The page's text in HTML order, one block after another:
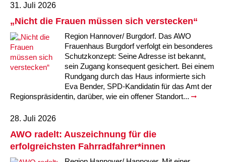
31. Juli 2026
„Nicht die Frauen müssen sich verstecken“
Region Hannover/ Burgdorf. Das AWO
Frauenhaus Burgdorf verfolgt ein besonderes
Schutzkonzept: Seine Adresse ist bekannt,
sein Zugang konsequent gesichert. Bei einem
Rundgang durch das Haus informierte sich
Eva Bender, SPD-Kandidatin für das Amt der
Regionspräsidentin, darüber, wie ein offener Standort...
28. Juli 2026
AWO radelt: Auszeichnung für die
erfolgreichsten Fahrradfahrer*innen